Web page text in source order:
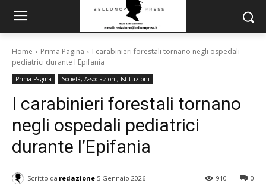
Home Prima Pagina
I carabinieri forestali tornano negli ospedali
pediatrici durante l'Epifania
Prima Pagina Società, Associazioni, Istituzioni
I carabinieri forestali tornano
negli ospedali pediatrici
durante l’Epifania
Scritto da redazione 5 Gennaio 2026 0
910